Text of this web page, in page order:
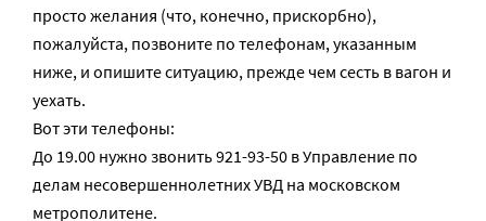
просто желания (что, конечно, прискорбно),
пожалуйста, позвоните по телефонам, указанным
ниже, и опишите ситуацию, прежде чем сесть в вагон и
уехать.
Вот эти телефоны:
До 19.00 нужно звонить 921-93-50 в Управление по
делам несовершеннолетних УВД на московском
метрополитене.